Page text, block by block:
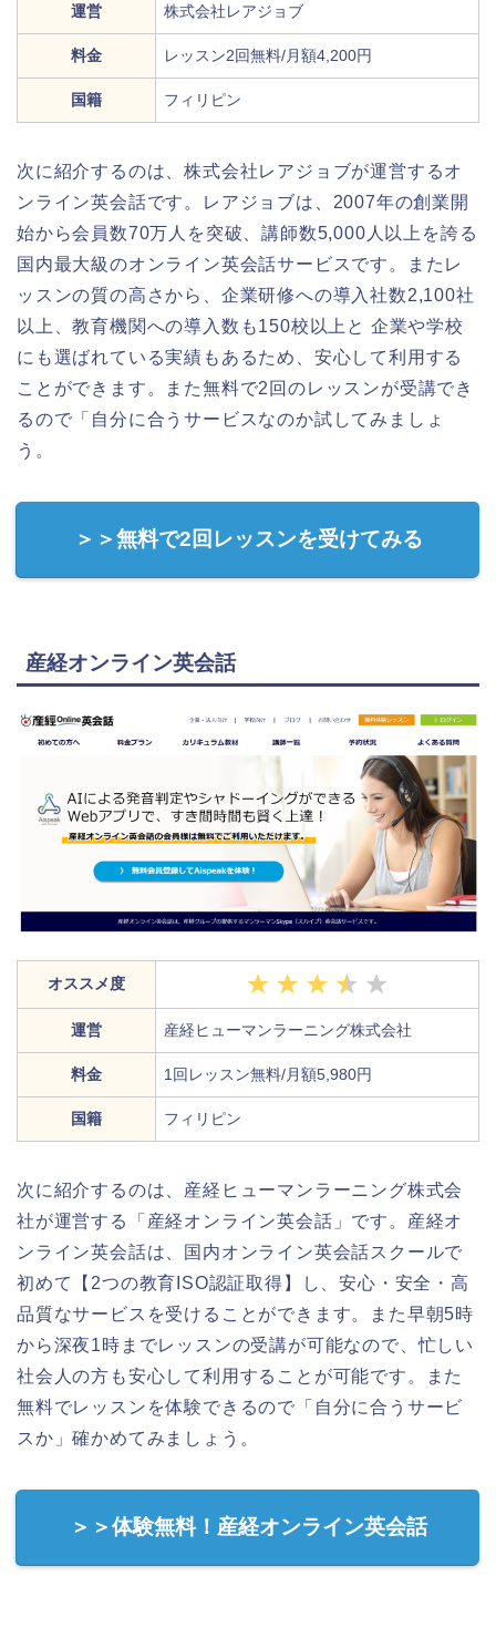
運営 株式会社レアジョブ
料金 レッスン2回無料/月額4,200円
国籍 フィリピン
次に紹介するのは、株式会社レアジョブが運営するオ
ンライン英会話です。レアジョブは、2007年の創業開
始から会員数70万人を突破、講師数5,000人以上を誇る
国内最大級のオンライン英会話サービスです。またレ
ッスンの質の高さから、企業研修への導入社数2,100社
以上、教育機関への導入数も150校以上と 企業や学校
にも選ばれている実績もあるため、安心して利用する
ことができます。また無料で2回のレッスンが受講でき
るので「自分に合うサービスなのか試してみましょ
う。
＞＞無料で2回レッスンを受けてみる
産経オンライン英会話
オススメ度
運営 産経ヒューマンラーニング株式会社
料金 1回レッスン無料/月額5,980円
国籍 フィリピン
次に紹介するのは、産経ヒューマンラーニング株式会
社が運営する「産経オンライン英会話」です。産経オ
ンライン英会話は、国内オンライン英会話スクールで
初めて【2つの教育ISO認証取得】し、安心・安全・高
品質なサービスを受けることができます。また早朝5時
から深夜1時までレッスンの受講が可能なので、忙しい
社会人の方も安心して利用することが可能です。また
無料でレッスンを体験できるので「自分に合うサービ
スか」確かめてみましょう。
＞＞体験無料！産経オンライン英会話